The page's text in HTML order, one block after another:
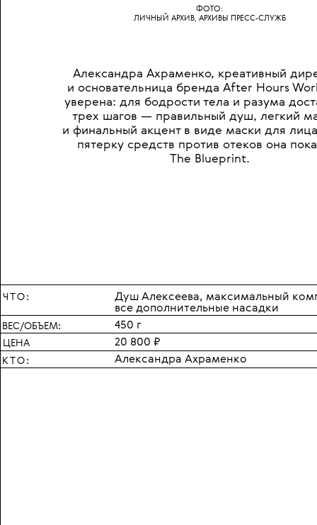
ФОТО:
ЛИЧНЫЙ АРХИВ, АРХИВЫ ПРЕСС-СЛУЖБ
Александра Ахраменко, креативный
и основательница бренда After Hours
уверена: для бодрости тела и разума
трех шагов — правильный душ, легкий
и финальный акцент в виде маски для
пятерку средств против отеков она
The Blueprint.
Душ Алексеева, максимальный
все дополнительные насадки
450 г
20 800 ₽
Александра Ахраменко
ЧТО:
ВЕС/ОБЪЕМ:
ЦЕНА
КТО: